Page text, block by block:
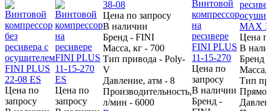
Цена по
запросу
Цена по
запросу
Цена по запросу
В наличии
Бренд - FINI
Масса, кг - 700
Тип привода - Poly-
V
Давление, атм - 8
Производительность,
л/мин - 6000
Цена по
запросу
В наличии
Бренд -
Цена
В
Бренд
Масса,
Тип